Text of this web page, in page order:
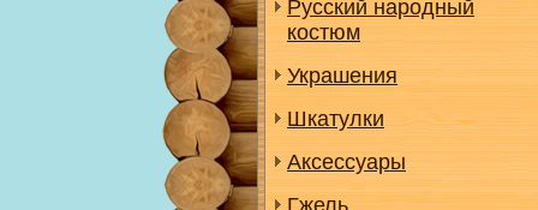
Русский народный
костюм
Украшения
Шкатулки
Аксессуары
Гжель